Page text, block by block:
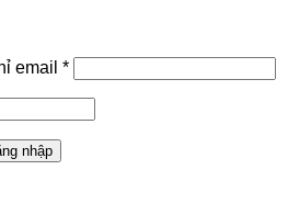
email *
nhập